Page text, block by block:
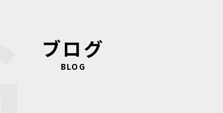
ブログ
BLOG